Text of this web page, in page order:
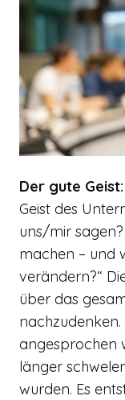
Der gute Geist:
Geist des
uns/mir
machen – und
verändern?“
über das
angesprochen
länger
wurden. Es